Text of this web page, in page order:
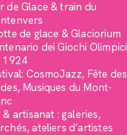
de Glace & train du
de glace & Glaciorium
dei Giochi Olimpici
1924
CosmoJazz, Fête des
Musiques du Mont-
artisanat : galeries,
ateliers d’artistes